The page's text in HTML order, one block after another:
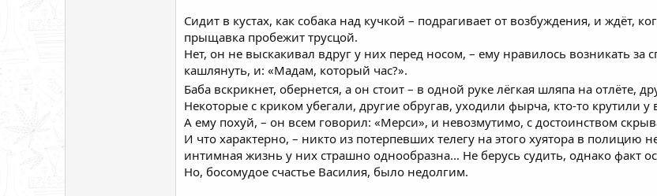
Сидит в кустах, как собака над кучкой – подрагивает от возбуждения, и ждёт,
прыщавка пробежит трусцой.
Нет, он не выскакивал вдруг у них перед носом, – ему нравилось возникать
кашлянуть, и: «Мадам, который час?».
Баба вскрикнет, обернется, а он стоит – в одной руке лёгкая шляпа на отлёте,
Некоторые с криком убегали, другие обругав, уходили фырча, кто-то крутили у
А ему похуй, – он всем говорил: «Мерси», и невозмутимо, с достоинством
И что характерно, – никто из потерпевших телегу на этого хуятора в полицию
интимная жизнь у них страшно однообразна... Не берусь судить, однако факт
Но, босомудое счастье Василия, было недолгим.